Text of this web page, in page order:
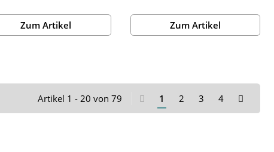
Zum Artikel Zum Artikel
Artikel 1 - 20 von 79 1 2 3 4